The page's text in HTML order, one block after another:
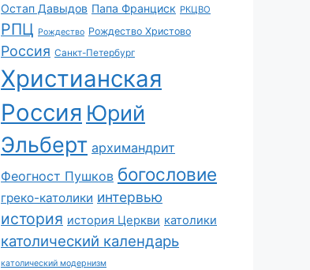
Остап Давыдов Папа Франциск РКЦВО
РПЦ Рождество Рождество Христово
Россия Санкт-Петербург
Христианская
Россия Юрий
Эльберт архимандрит
Феогност Пушков богословие
греко-католики интервью
история история Церкви католики
католический календарь
католический модернизм